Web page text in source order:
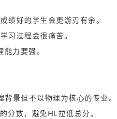
绩好的学生会更游刃有余。
习过程会很痛苦。
力要强。
景但不以物理为核心的专业。
分数，避免HL拉低总分。